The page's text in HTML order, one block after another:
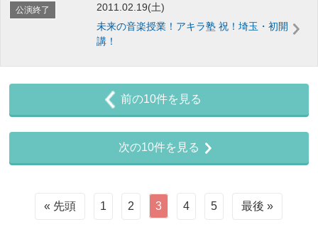
公演終了
2011.02.19(土)
未来の音楽授業！アキラ塾 祝！埼玉・初開
講！
前の10件を見る
次の10件を見る
« 先頭 1 2 3 4 5 最後 »